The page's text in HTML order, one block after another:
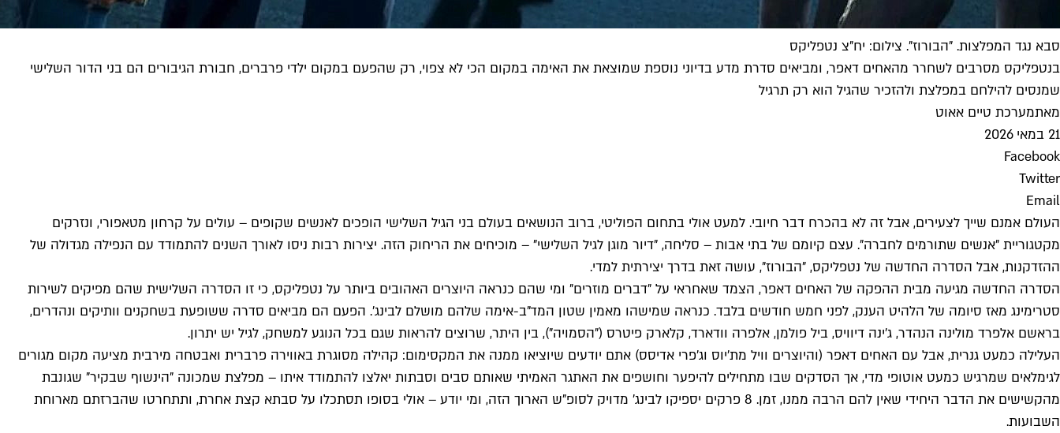
סבא נגד המפלצות. "הבורוז". צילום: יח"צ נטפליקס
בנטפליקס מסרבים לשחרר מהאחים דאפר, ומביאים סדרת מדע בדיוני נוספת שמוצאת את האימה במקום הכי לא צפוי, רק שהפעם במקום ילדי פרברים, חבורת הגיבורים הם בני הדור השלישי
שמנסים להילחם במפלצת ולהזכיר שהגיל הוא רק תרגיל
מאתמערכת טיים אאוט
21 במאי 2026
Facebook
Twitter
Email
העולם אמנם שייך לצעירים, אבל זה לא בהכרח דבר חיובי. למעט אולי בתחום הפוליטי, ברוב הנושאים בעולם בני הגיל השלישי הופכים לאנשים שקופים – עולים על קרחון מטאפורי, ונזרקים
מקטגוריית "אנשים שתורמים לחברה". עצם קיומם של בתי אבות – סליחה, "דיור מוגן לגיל השלישי" – מוכיחים את הריחוק הזה. יצירות רבות ניסו לאורך השנים להתמודד עם הנפילה מגדולה של
ההזדקנות, אבל הסדרה החדשה של נטפליקס, "הבורוז", עושה זאת בדרך יצירתית למדי.
הסדרה החדשה מגיעה מבית ההפקה של האחים דאפר, הצמד שאחראי על "דברים מוזרים" ומי שהם כנראה היוצרים האהובים ביותר על נטפליקס, כי זו הסדרה השלישית שהם מפיקים לשירות
סטרימינג מאז סיומה של הלהיט הענק, לפני חמש חודשים בלבד. כנראה שמישהו מאמין שטון המד"ב-אימה שלהם מושלם לבינג'. הפעם הם מביאים סדרה ששופעת בשחקנים וותיקים ונהדרים,
בראשם אלפרד מולינה הנהדר, ג'ינה דיוויס, ביל פולמן, אלפרה וודארד, קלארק פיטרס ("הסמויה"), בין היתר, שרוצים להראות שגם בכל הנוגע למשחק, לגיל יש יתרון.
העלילה כמעט גנרית, אבל עם האחים דאפר (והיוצרים וויל מת'יוס וג'פרי אדיסס) אתם יודעים שיוציאו ממנה את המקסימום: קהילה מסוגרת באווירה פרברית ואבטחה מירבית מציעה מקום מגורים
לגימלאים שמרגיש כמעט אוטופי מדי, אך הסדקים שבו מתחילים להיפער וחושפים את האתגר האמיתי שאותם סבים וסבתות יאלצו להתמודד איתו – מפלצת שמכונה "הינשוף שבקיר" שגונבת
מהקשישים את הדבר היחידי שאין להם הרבה ממנו, זמן. 8 פרקים יספיקו לבינג' מדויק לסופ"ש הארוך הזה, ומי יודע – אולי בסופו תסתכלו על סבתא קצת אחרת, ותתחרטו שהברזתם מארוחת
השבועות.